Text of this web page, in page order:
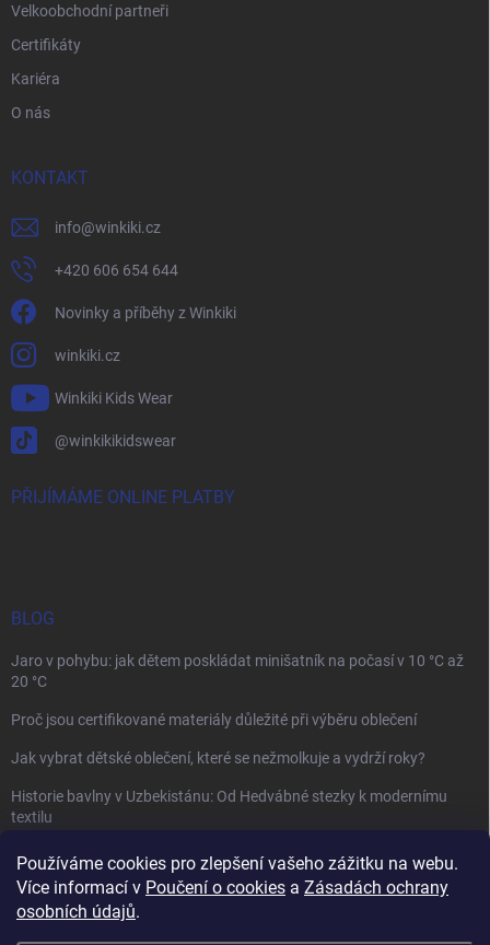
Používáme cookies pro zlepšení vašeho zážitku na webu.
Více informací v Poučení o cookies a Zásadách ochrany
osobních údajů.
Velkoobchodní partneři
Certifikáty
Kariéra
O nás
KONTAKT
info@winkiki.cz
+420 606 654 644
Novinky a příběhy z Winkiki
winkiki.cz
Winkiki Kids Wear
@winkikikidswear
PŘIJÍMÁME ONLINE PLATBY
BLOG
Jaro v pohybu: jak dětem poskládat minišatník na počasí v 10 °C až
20 °C
Proč jsou certifikované materiály důležité při výběru oblečení
Jak vybrat dětské oblečení, které se nežmolkuje a vydrží roky?
Historie bavlny v Uzbekistánu: Od Hedvábné stezky k modernímu
textilu
Mamazone |